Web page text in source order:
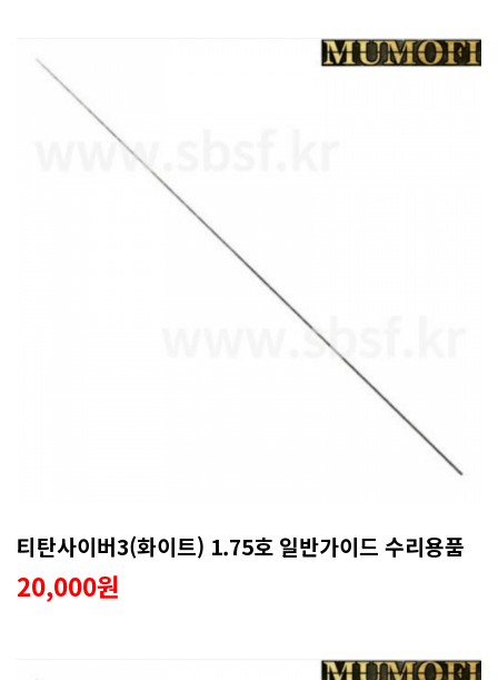
티탄사이버3(화이트) 1.75호 일반가이드 수리용품
20,000원